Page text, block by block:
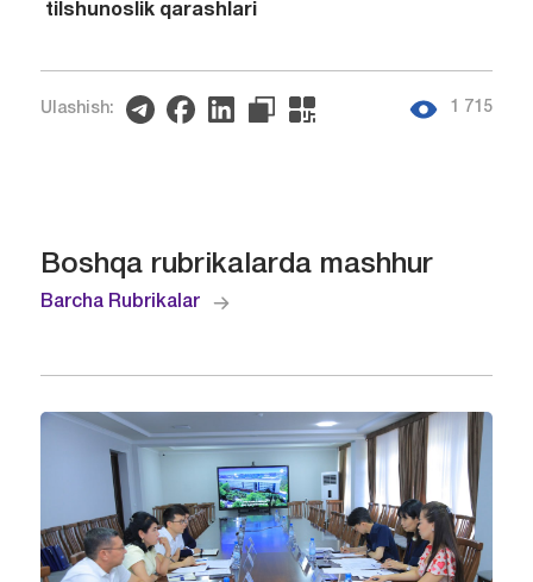
tilshunoslik qarashlari
Ulashish: 1 715
Boshqa rubrikalarda mashhur
Barcha Rubrikalar